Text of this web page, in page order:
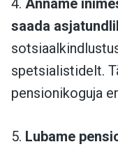
saada
spetsialistidelt.
pensionikoguja
5. Lubame